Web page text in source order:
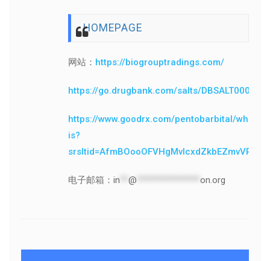
HOMEPAGE
网站： https://biogrouptradings.com/
https://go.drugbank.com/salts/DBSALT000442
https://www.goodrx.com/pentobarbital/what-
is?
电子邮箱： in @ on.org